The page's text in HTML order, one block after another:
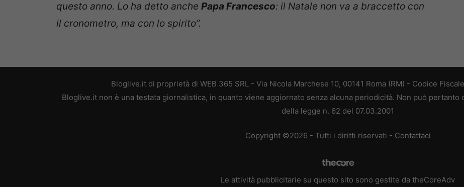
questo anno. Lo ha detto anche Papa Francesco: il Natale non va a braccetto con
il cronometro, ma con lo spirito”.
Bloglive.it di proprietà di WEB 365 SRL - Via Nicola Marchese 10, 00141 Roma (RM) - Codice
Bloglive.it non è una testata giornalistica, in quanto viene aggiornato senza alcuna periodicità. Non può
della legge n. 62 del 07.03.2001
Copyright ©2026 - Tutti i diritti riservati - Contattaci
Le attività pubblicitarie su questo sito sono gestite da theCoreAdv